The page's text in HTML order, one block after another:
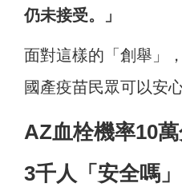
仍未接受。」
面對這樣的「創舉」
國產疫苗民眾可以安
AZ血栓機率10
3千人「安全嗎」